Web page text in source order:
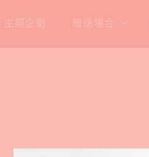
主題企劃 贈送場合